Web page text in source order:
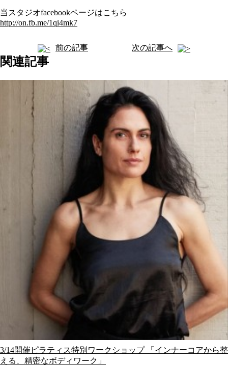
当スタジオfacebookページはこちら
http://on.fb.me/1qi4mk7
前の記事 次の記事へ
関連記事
3/14開催ピラティス特別ワークショップ 「インナーコアから整
える、精密なボディワーク」